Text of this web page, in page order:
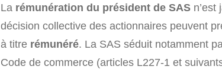
La rémunération du président de SAS
décision collective des actionnaires peuvent
à titre rémunéré. La SAS séduit notamment
Code de commerce (articles L227-1 et